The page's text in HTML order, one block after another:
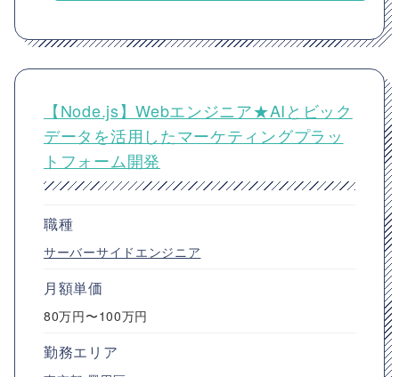
【Node.js】Webエンジニア★AIとビック
データを活用したマーケティングプラッ
トフォーム開発
職種
サーバーサイドエンジニア
月額単価
80万円〜100万円
勤務エリア